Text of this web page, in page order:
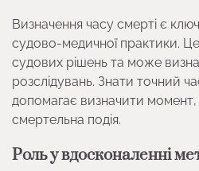
Визначення часу смерті є
судово-медичної практики.
судових рішень та може
розслідувань. Знати точний
допомагає визначити момент,
смертельна подія.
Роль у вдосконаленні